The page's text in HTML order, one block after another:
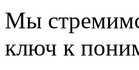
Мы
ключ к